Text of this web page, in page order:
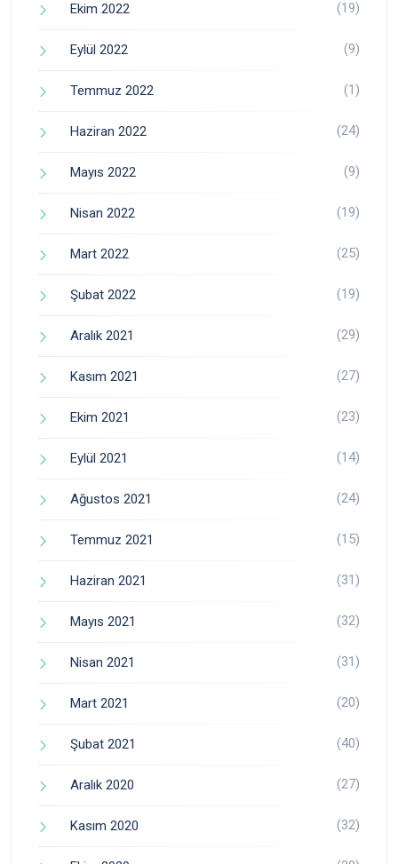
Ekim 2022 (19)
Eylül 2022 (9)
Temmuz 2022 (1)
Haziran 2022 (24)
Mayıs 2022 (9)
Nisan 2022 (19)
Mart 2022 (25)
Şubat 2022 (19)
Aralık 2021 (29)
Kasım 2021 (27)
Ekim 2021 (23)
Eylül 2021 (14)
Ağustos 2021 (24)
Temmuz 2021 (15)
Haziran 2021 (31)
Mayıs 2021 (32)
Nisan 2021 (31)
Mart 2021 (20)
Şubat 2021 (40)
Aralık 2020 (27)
Kasım 2020 (32)